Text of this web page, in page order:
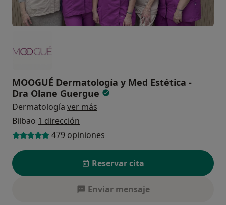
MOOGUÉ Dermatología y Med Estética -
Dra Olane Guergue
Dermatología ver más
Bilbao 1 dirección
479 opiniones
Reservar cita
Enviar mensaje